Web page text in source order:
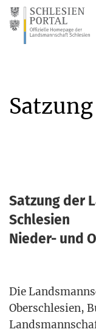
Satzung
Satzung der
Schlesien
Nieder- und
Die
Ober­schle­si­en,